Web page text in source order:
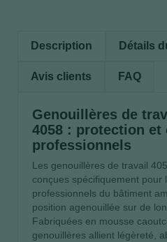
Description Détails
Avis clients FAQ
Genouillères de
4058 : protection
professionnels
Les genouillères de travail
conçues spécifiquement pour
professionnels du bâtiment
position agenouillée sur de
Fabriquées en mousse
genouillères allient légèreté,